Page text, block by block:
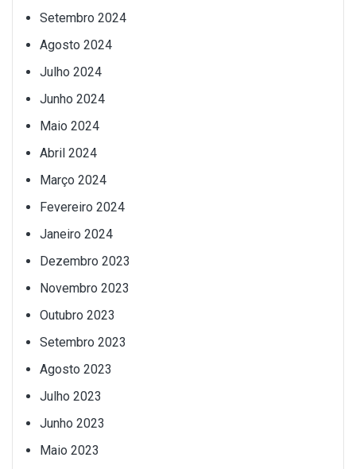
Setembro 2024
Agosto 2024
Julho 2024
Junho 2024
Maio 2024
Abril 2024
Março 2024
Fevereiro 2024
Janeiro 2024
Dezembro 2023
Novembro 2023
Outubro 2023
Setembro 2023
Agosto 2023
Julho 2023
Junho 2023
Maio 2023